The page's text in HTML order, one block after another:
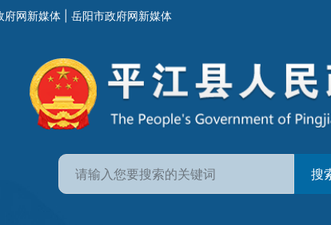
府网新媒体 岳阳市政府网新媒体
搜